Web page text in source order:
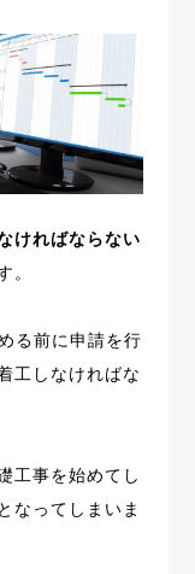
ければならない
。
る前に申請を行
工しなければな
工事を始めてし
なってしまいま